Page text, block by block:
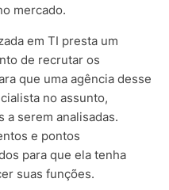
mercado.
em TI presta um
de recrutar os
que uma agência desse
no assunto,
a serem analisadas.
e pontos
para que ela tenha
suas funções.